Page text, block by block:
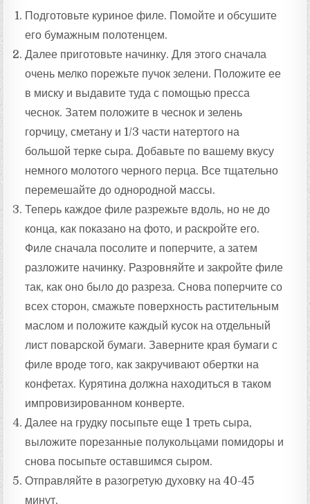
Подготовьте куриное филе. Помойте и обсушите
его бумажным полотенцем.
Далее приготовьте начинку. Для этого сначала
очень мелко порежьте пучок зелени. Положите ее
в миску и выдавите туда с помощью пресса
чеснок. Затем положите в чеснок и зелень
горчицу, сметану и 1/3 части натертого на
большой терке сыра. Добавьте по вашему вкусу
немного молотого черного перца. Все тщательно
перемешайте до однородной массы.
Теперь каждое филе разрежьте вдоль, но не до
конца, как показано на фото, и раскройте его.
Филе сначала посолите и поперчите, а затем
разложите начинку. Разровняйте и закройте филе
так, как оно было до разреза. Снова поперчите со
всех сторон, смажьте поверхность растительным
маслом и положите каждый кусок на отдельный
лист поварской бумаги. Заверните края бумаги с
филе вроде того, как закручивают обертки на
конфетах. Курятина должна находиться в таком
импровизированном конверте.
Далее на грудку посыпьте еще 1 треть сыра,
выложите порезанные полукольцами помидоры и
снова посыпьте оставшимся сыром.
Отправляйте в разогретую духовку на 40-45
минут.